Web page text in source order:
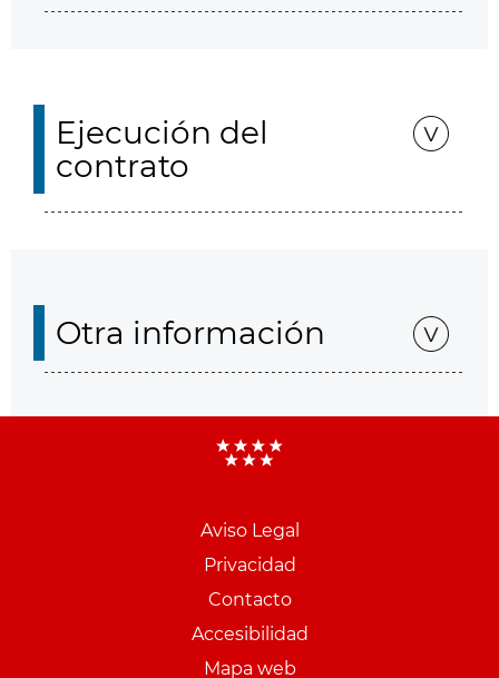
Ejecución del
contrato
Otra información
Aviso Legal
Privacidad
Contacto
Accesibilidad
Mapa web